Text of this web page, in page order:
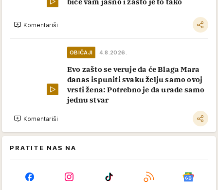
Komentariši
OBIČAJI 4.8.2026.
Evo zašto se veruje da će Blaga Mara
danas ispuniti svaku želju samo ovoj
vrsti žena: Potrebno je da urade samo
jednu stvar
Komentariši
PRATITE NAS NA